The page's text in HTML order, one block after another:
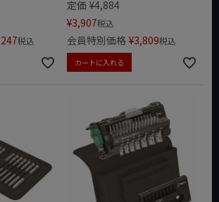
税込
定価 ¥4,884
¥3,907税込
会員特別価格 ¥3,809税込
カートに入れる